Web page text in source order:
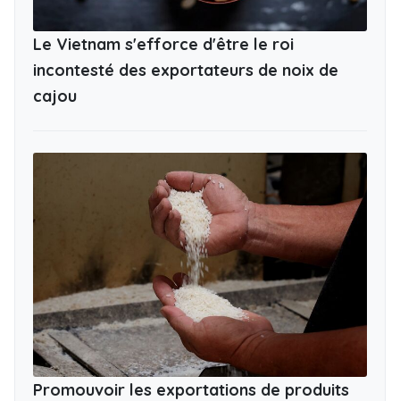
Le Vietnam s'efforce d'être le roi
incontesté des exportateurs de noix de
cajou
Promouvoir les exportations de produits